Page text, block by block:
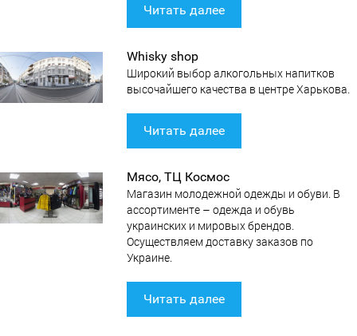
Читать далее
Whisky shop
Широкий выбор алкогольных напитков
высочайшего качества в центре Харькова.
Читать далее
Мясо, ТЦ Космос
Магазин молодежной одежды и обуви. В
ассортименте – одежда и обувь
украинских и мировых брендов.
Осуществляем доставку заказов по
Украине.
Читать далее